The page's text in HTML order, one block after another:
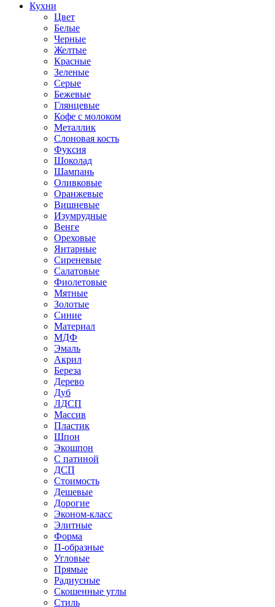
Кухни
Цвет
Белые
Черные
Желтые
Красные
Зеленые
Серые
Бежевые
Глянцевые
Кофе с молоком
Металлик
Слоновая кость
Фуксия
Шоколад
Шампань
Оливковые
Оранжевые
Вишневые
Изумрудные
Венге
Ореховые
Янтарные
Сиреневые
Салатовые
Фиолетовые
Мятные
Золотые
Синие
Материал
МДФ
Эмаль
Акрил
Береза
Дерево
Дуб
ЛДСП
Массив
Пластик
Шпон
Экошпон
С патиной
ДСП
Стоимость
Дешевые
Дорогие
Эконом-класс
Элитные
Форма
П-образные
Угловые
Прямые
Радиусные
Скошенные углы
Стиль